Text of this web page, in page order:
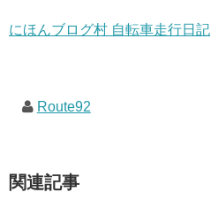
にほんブログ村 自転車走行日記
Route92
関連記事